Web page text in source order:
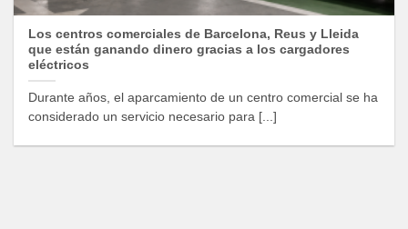
Los centros comerciales de Barcelona, Reus y Lleida
que están ganando dinero gracias a los cargadores
eléctricos
Durante años, el aparcamiento de un centro comercial se ha
considerado un servicio necesario para [...]